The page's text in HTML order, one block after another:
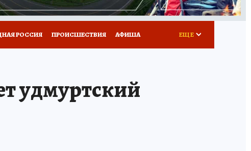
РОССИЯ ПРОИСШЕСТВИЯ АФИША ЕЩЕ
удмуртский